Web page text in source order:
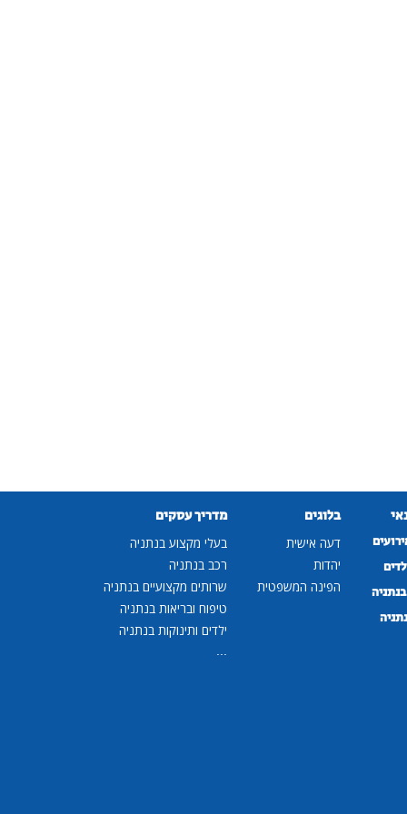
בלוגים
דעה אישית
יהדות
הפינה המשפטית
מדריך עסקים
בעלי מקצוע בנתניה
רכב בנתניה
שרותים מקצועיים בנתניה
טיפוח ובריאות בנתניה
ילדים ותינוקות בנתניה
...